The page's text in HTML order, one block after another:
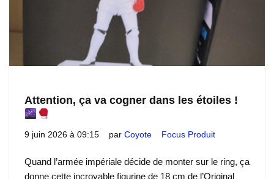
Attention, ça va cogner dans les étoiles !
9 juin 2026 à 09:15 par Coyote Focus Produit
Quand l’armée impériale décide de monter sur le ring, ça
donne cette incroyable figurine de 18 cm de l’Original